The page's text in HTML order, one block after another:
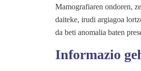
Mamografiaren ondoren,
daiteke, irudi argiagoa
da beti anomalia baten
Informazio